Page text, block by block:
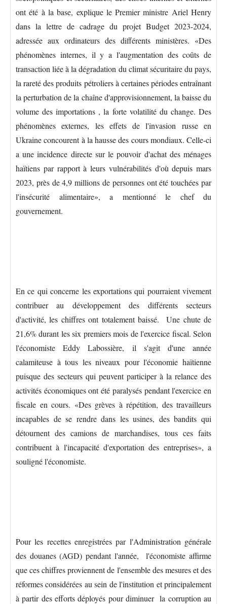
ont été à la base, explique le Premier ministre Ariel Henry
dans la lettre de cadrage du projet Budget 2023-2024,
adressée aux ordinateurs des différents ministères. «Des
phénomènes internes, il y a l'augmentation des coûts de
transaction liée à la dégradation du climat sécuritaire du pays,
la rareté des produits pétroliers à certaines périodes entraînant
la perturbation de la chaîne d'approvisionnement, la baisse du
volume des importations , la forte volatilité du change. Des
phénomènes externes, les effets de l'invasion russe en
Ukraine concourent à la hausse des cours mondiaux. Celle-ci
a une incidence directe sur le pouvoir d'achat des ménages
haïtiens par rapport à leurs vulnérabilités d'où depuis mars
2023, près de 4,9 millions de personnes ont été touchées par
l'insécurité alimentaire», a mentionné le chef du
gouvernement.
En ce qui concerne les exportations qui pourraient vivement
contribuer au développement des différents secteurs
d'activité, les chiffres ont totalement baissé. Une chute de
21,6% durant les six premiers mois de l'exercice fiscal. Selon
l'économiste Eddy Labossière, il s'agit d'une année
calamiteuse à tous les niveaux pour l'économie haïtienne
puisque des secteurs qui peuvent participer à la relance des
activités économiques ont été paralysés pendant l'exercice en
fiscale en cours. «Des grèves à répétition, des travailleurs
incapables de se rendre dans les usines, des bandits qui
détournent des camions de marchandises, tous ces faits
contribuent à l'incapacité d'exportation des entreprises», a
souligné l'économiste.
Pour les recettes enregistrées par l'Administration générale
des douanes (AGD) pendant l'année, l'économiste affirme
que ces chiffres proviennent de l'ensemble des mesures et des
réformes considérées au sein de l'institution et principalement
à partir des efforts déployés pour diminuer la corruption au